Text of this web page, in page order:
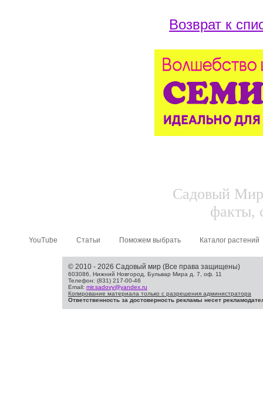
Возврат к
Садовый
факты,
YouTube Статьи Поможем выбрать Каталог растений
© 2010 - 2026 Садовый мир (Все права защищены)
603086, Нижний Новгород, Бульвар Мира д. 7, оф. 11
Телефон: (831) 217-00-46
Email: mir.sadovy@yandex.ru
Копирование материала только с разрешения администратора
Ответственность за достоверность рекламы несет